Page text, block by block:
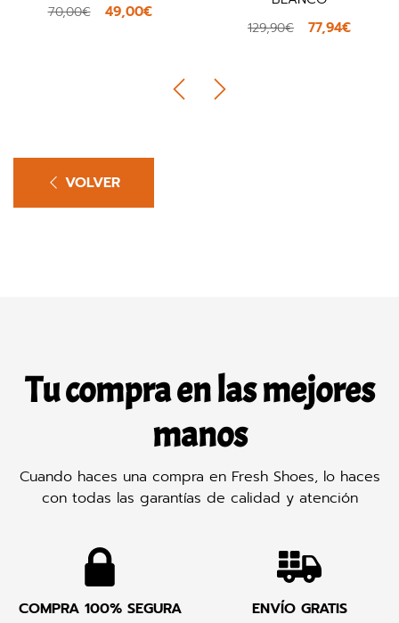
70,00€ 49,00€
129,90€ 77,94€
VOLVER
Tu compra en las mejores
manos
Cuando haces una compra en Fresh Shoes, lo haces
con todas las garantías de calidad y atención
COMPRA 100% SEGURA ENVÍO GRATIS